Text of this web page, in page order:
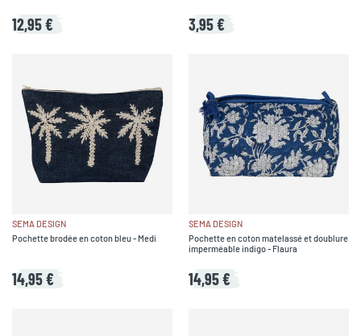
12,95 € 3,95 €
SEMA DESIGN
Pochette brodée en coton bleu - Medi
14,95 €
SEMA DESIGN
Pochette en coton matelassé et doublure
imperméable indigo - Flaura
14,95 €